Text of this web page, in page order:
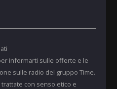
informarti sulle offerte e le
sulle radio del gruppo Time.
con senso etico e